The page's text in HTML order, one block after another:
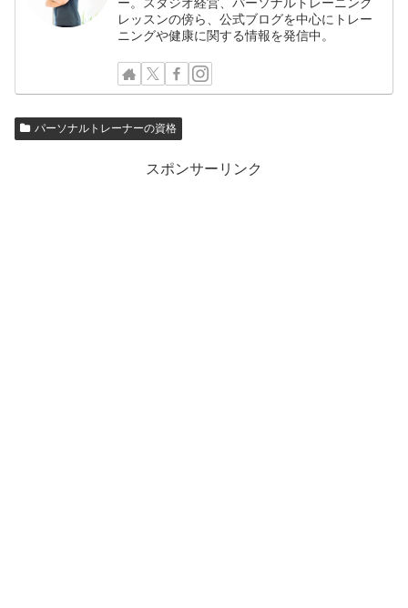
レッスンの傍ら、公式ブログを中心にトレー
ニングや健康に関する情報を発信中。
パーソナルトレーナーの資格
スポンサーリンク